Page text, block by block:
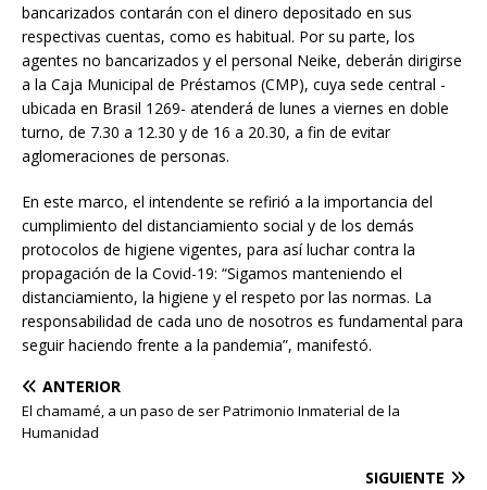
bancarizados contarán con el dinero depositado en sus
respectivas cuentas, como es habitual. Por su parte, los
agentes no bancarizados y el personal Neike, deberán dirigirse
a la Caja Municipal de Préstamos (CMP), cuya sede central -
ubicada en Brasil 1269- atenderá de lunes a viernes en doble
turno, de 7.30 a 12.30 y de 16 a 20.30, a fin de evitar
aglomeraciones de personas.
En este marco, el intendente se refirió a la importancia del
cumplimiento del distanciamiento social y de los demás
protocolos de higiene vigentes, para así luchar contra la
propagación de la Covid-19: “Sigamos manteniendo el
distanciamiento, la higiene y el respeto por las normas. La
responsabilidad de cada uno de nosotros es fundamental para
seguir haciendo frente a la pandemia”, manifestó.
ANTERIOR
El chamamé, a un paso de ser Patrimonio Inmaterial de la
Humanidad
SIGUIENTE